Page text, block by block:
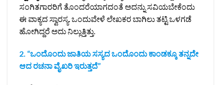
ಸಂಗಿತಗಾರರಿಗೆ ತೊಂದರೆಯಾಗದಂತೆ ಅದನ್ನು ಸವಿಯಬೇಕೆಂದು
ಈ ವಾಕ್ಯದ ಸ್ವಾರಸ್ಯ. ಒಂದುವೇಳೆ ಲೇಖಕರ ಬಾಗಿಲು ತಟ್ಟಿ ಒಳಗಡೆ
ಹೋಗಿದ್ದರೆ ಅದು ನಿಲ್ಲುತ್ತಿತ್ತು.
2. “ಒಂದೊಂದು ಜಾತಿಯ ಸಸ್ಯದ ಒಂದೊಂದು ಕಾಂಡಕ್ಕೂ ತನ್ನದೇ
ಆದ ರಚನಾ ವೈಖರಿ ಇರುತ್ತದೆ”